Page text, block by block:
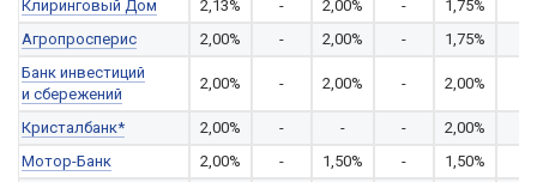
Клиринговый Дом
2,13% - 2,00% - 1,75%
Агропросперис
2,00% - 2,00% - 1,75%
Банк инвестиций
и сбережений
2,00% - 2,00% - 2,00%
Кристалбанк* 2,00% - - - 2,00%
Мотор-Банк
2,00% - 1,50% - 1,50%